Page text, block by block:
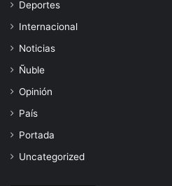
Deportes
Internacional
Noticias
Ñuble
Opinión
País
Portada
Uncategorized